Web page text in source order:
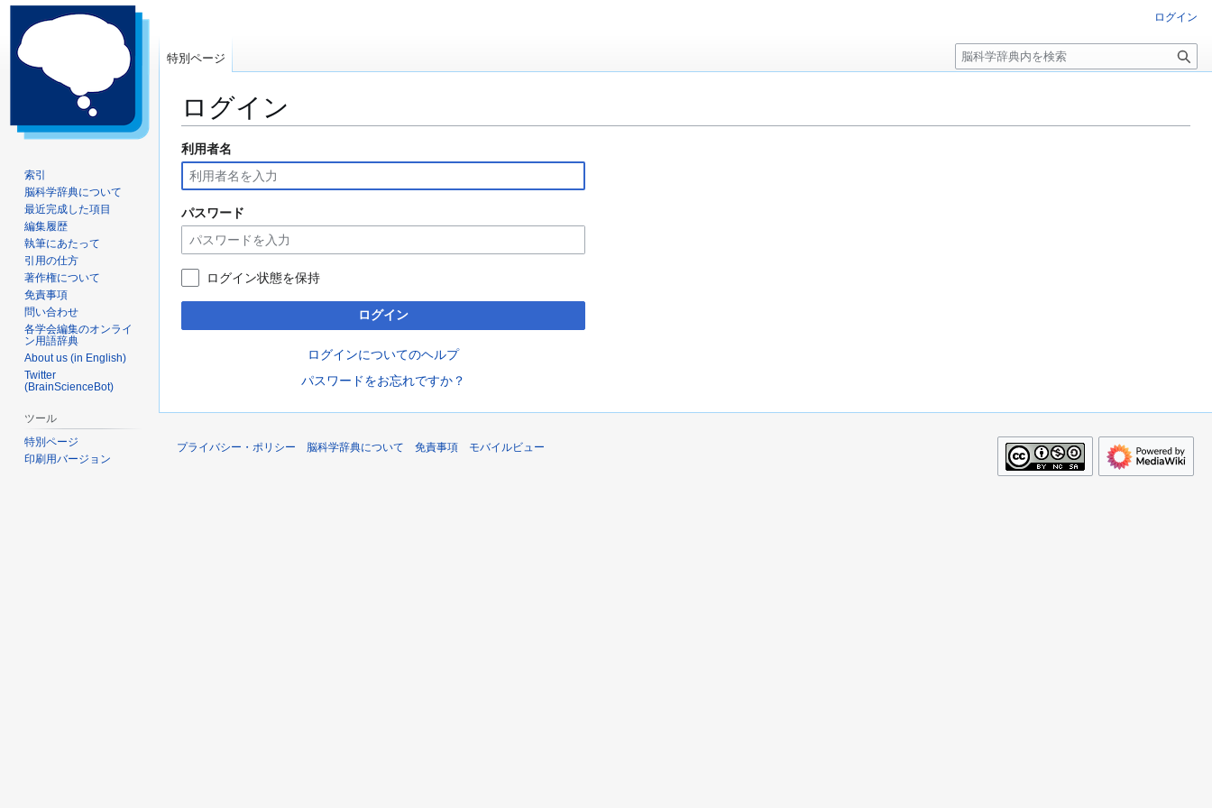
ログイン
ナ
ビ
ゲ
ー
シ
ョ
ン
に
動
検
索
に
移
動
利用者名
パスワード
ログイン状態を保持
ログイン
ログインについてのヘルプ
パスワードをお忘れですか？
ログイン
特別ページ
検
索
索引
脳科学辞典について
最近完成した項目
編集履歴
執筆にあたって
引用の仕方
著作権について
免責事項
問い合わせ
各学会編集のオンライ
ン用語辞典
About us (in English)
Twitter
(BrainScienceBot)
ツール
特別ページ
印刷用バージョン
プライバシー・ポリシー 脳科学辞典について 免責事項 モバイルビュー